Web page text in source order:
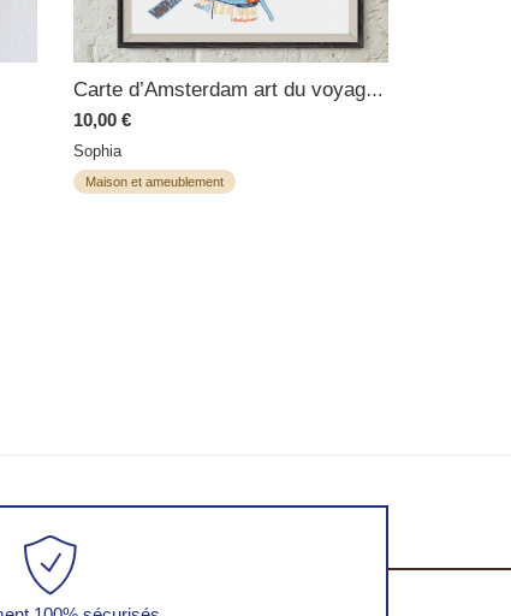
Carte d’Amsterdam art du voyage cadeau voyageur poster ville Hollande poster
10,00 €
Sophia
Maison et ameublement